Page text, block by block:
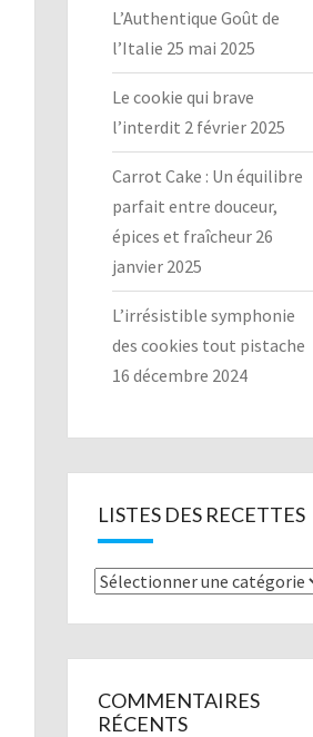
L’Authentique Goût de
l’Italie 25 mai 2025
Le cookie qui brave
l’interdit 2 février 2025
Carrot Cake : Un équilibre
parfait entre douceur,
épices et fraîcheur 26
janvier 2025
L’irrésistible symphonie
des cookies tout pistache
16 décembre 2024
LISTES DES RECETTES
Listes
COMMENTAIRES
RÉCENTS